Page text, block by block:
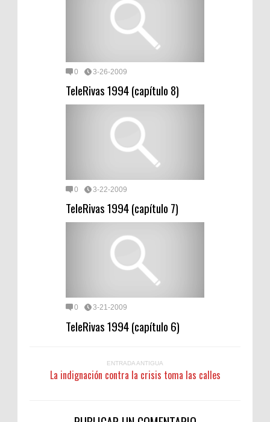
0 3-26-2009
TeleRivas 1994 (capítulo 8)
0 3-22-2009
TeleRivas 1994 (capítulo 7)
0 3-21-2009
TeleRivas 1994 (capítulo 6)
ENTRADA ANTIGUA
La indignación contra la crisis toma las calles